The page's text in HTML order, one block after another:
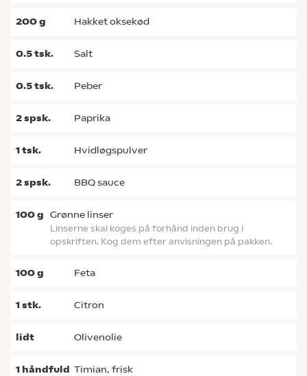
200g hakket oksekød
0.5tsk. salt
0.5tsk. peber
2spsk. paprika
1tsk. hvidløgspulver
2spsk. BBQ sauce
100g grønne linser
Linserne skal koges på forhånd inden brug i
opskriften. Kog dem efter anvisningen på pakken.
100g feta
1stk. citron
lidt olivenolie
1 håndfuld timian, frisk